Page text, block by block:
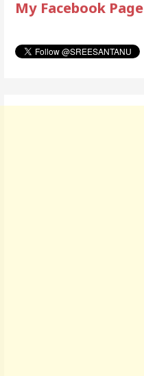
My Facebook Page